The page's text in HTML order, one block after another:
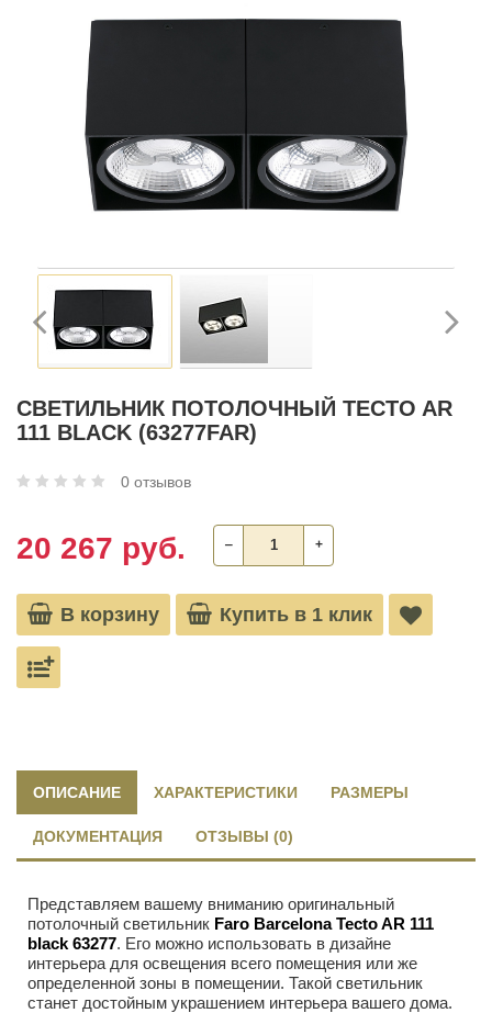
СВЕТИЛЬНИК ПОТОЛОЧНЫЙ TECTO AR
111 BLACK (63277FAR)
0 отзывов
20 267 руб. ‒ +
В корзину Купить в 1 клик
ОПИСАНИЕ ХАРАКТЕРИСТИКИ РАЗМЕРЫ
ДОКУМЕНТАЦИЯ ОТЗЫВЫ (0)
Представляем вашему вниманию оригинальный
потолочный светильник Faro Barcelona Tecto AR 111
black 63277. Его можно использовать в дизайне
интерьера для освещения всего помещения или же
определенной зоны в помещении. Такой светильник
станет достойным украшением интерьера вашего дома.